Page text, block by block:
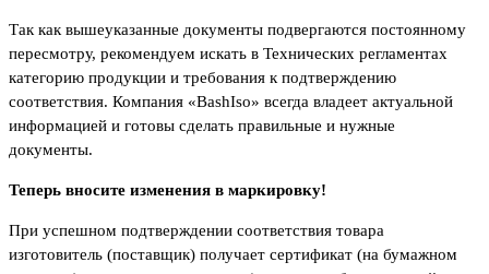
Так как вышеуказанные документы подвергаются постоянному
пересмотру, рекомендуем искать в Технических регламентах
категорию продукции и требования к подтверждению
соответствия. Компания «BashIso» всегда владеет актуальной
информацией и готовы сделать правильные и нужные
документы.
Теперь вносите изменения в маркировку!
При успешном подтверждении соответствия товара
изготовитель (поставщик) получает сертификат (на бумажном